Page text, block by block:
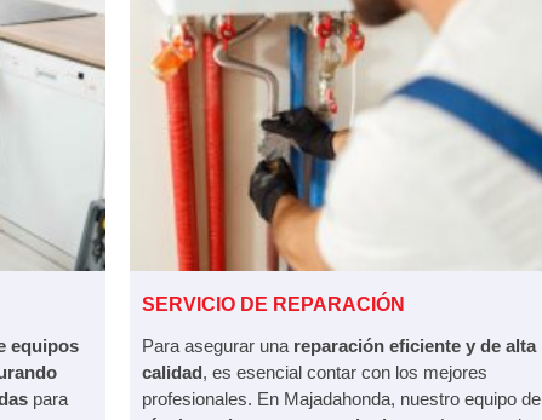
equipos
para
SERVICIO DE REPARACIÓN
Para asegurar una reparación eficiente y de alta
calidad, es esencial contar con los mejores
profesionales. En Majadahonda, nuestro equipo de